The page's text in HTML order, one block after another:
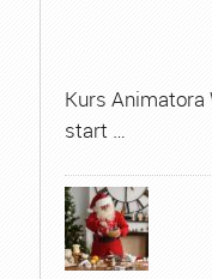
Kurs Animatora
start …